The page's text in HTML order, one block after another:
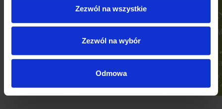
Zezwól na wszystkie
Zezwól na wybór
Odmowa